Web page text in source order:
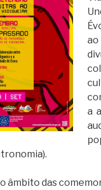
ao
a
âmbito das